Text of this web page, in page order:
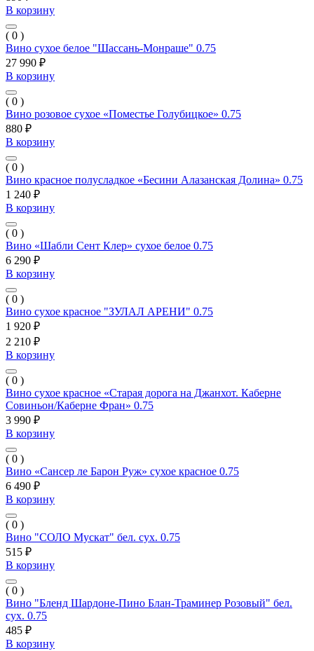
В корзину
( 0 )
Вино сухое белое "Шассань-Монраше" 0.75
27 990 ₽
В корзину
( 0 )
Вино розовое сухое «Поместье Голубицкое» 0.75
880 ₽
В корзину
( 0 )
Вино красное полусладкое «Бесини Алазанская Долина» 0.75
1 240 ₽
В корзину
( 0 )
Вино «Шабли Сент Клер» сухое белое 0.75
6 290 ₽
В корзину
( 0 )
Вино сухое красное "ЗУЛАЛ АРЕНИ" 0.75
1 920 ₽
2 210 ₽
В корзину
( 0 )
Вино сухое красное «Старая дорога на Джанхот. Каберне
Совиньон/Каберне Фран» 0.75
3 990 ₽
В корзину
( 0 )
Вино «Сансер ле Барон Руж» сухое красное 0.75
6 490 ₽
В корзину
( 0 )
Вино "СОЛО Мускат" бел. сух. 0.75
515 ₽
В корзину
( 0 )
Вино "Бленд Шардоне-Пино Блан-Траминер Розовый" бел.
сух. 0.75
485 ₽
В корзину